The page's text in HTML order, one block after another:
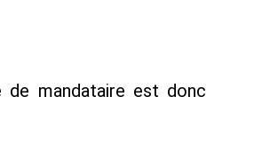
de mandataire est donc